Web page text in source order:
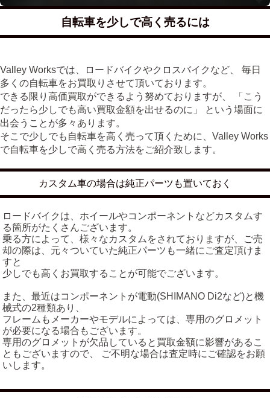
自転車を少しで高く売るには
Valley Worksでは、ロードバイクやクロスバイクなど、 毎日
多くの自転車をお買取りさせて頂いております。
できる限り高価買取ができるよう努めておりますが、 「こう
だったら少しでも高い買取金額を出せるのに」 という場面に
出会うことが多々あります。
そこで少しでも自転車を高く売って頂くために、Valley Works
で自転車を少しで高く売る方法をご紹介致します。
カスタム車の場合は純正パーツも置いておく
ロードバイクは、ホイールやコンポーネントなどカスタムす
る箇所がたくさんございます。
乗る方によって、様々なカスタムをされておりますが、ご売
却の際は、元々ついていた純正パーツも一緒にご査定頂けま
すと
少しでも高くお買取することが可能でございます。
また、最近はコンポーネントが電動(SHIMANO Di2など)と機
械式の2種類あり、
フレームもメーカーやモデルによっては、専用のグロメット
が必要になる場合もございます。
専用のグロメットが欠品していると買取金額に影響があるこ
ともございますので、 ご不明な場合は査定時にご確認をお願
いします。